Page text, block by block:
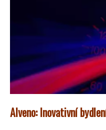
Alveno: Inovativní